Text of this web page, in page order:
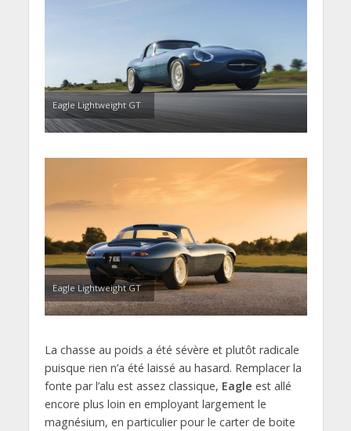
Eagle Lightweight GT
Eagle Lightweight GT
La chasse au poids a été sévère et plutôt radicale
puisque rien n’a été laissé au hasard. Remplacer la
fonte par l’alu est assez classique, Eagle est allé
encore plus loin en employant largement le
magnésium, en particulier pour le carter de boite